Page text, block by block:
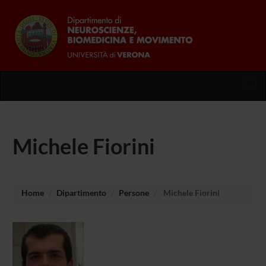
Michele Fiorini
Home Dipartimento Persone Michele Fiorini